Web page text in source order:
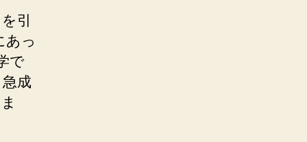
引
あっ
で
成